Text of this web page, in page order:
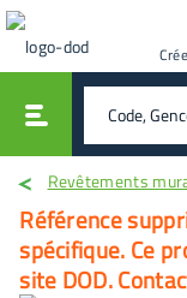
rechercher
Revêtements
Référence
spécifique. Ce
site DOD.